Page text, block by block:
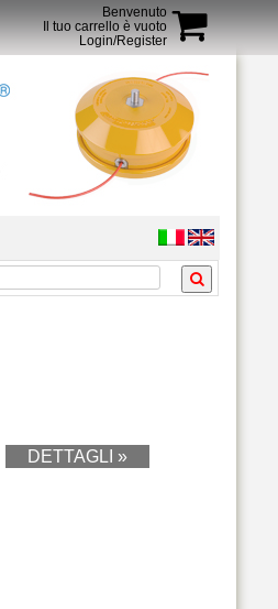
Benvenuto
Il tuo carrello è vuoto
Login/Register
DETTAGLI »